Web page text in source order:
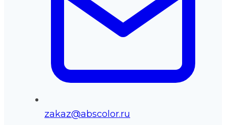
zakaz@abscolor.ru